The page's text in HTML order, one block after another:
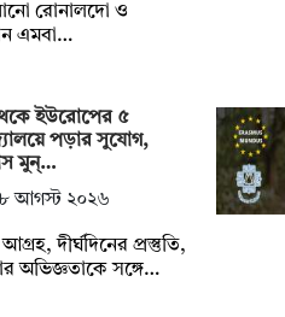
রোনালদো ও
এমবা…
ইউরোপের ৫
পড়ার সুযোগ,
মুন্…
আগস্ট ২০২৬
দীর্ঘদিনের প্রস্তুতি,
অভিজ্ঞতাকে সঙ্গে…